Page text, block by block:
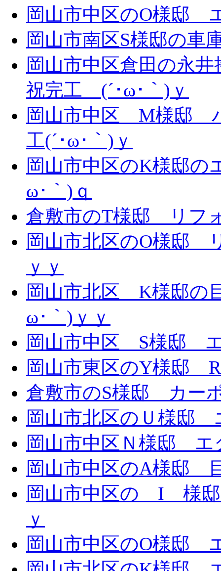
岡山市中区のO様邸
岡山市南区S様邸の車
岡山市中区倉田の永
祝完工 (´･ω･｀)ｙ
岡山市中区 M様邸
工(´･ω･｀)ｙ
岡山市中区のK様邸の
ω･｀)ｑ
倉敷市のT様邸 リフ
岡山市北区のO様邸
ｙｙ
岡山市北区 K様邸の
ω･｀)ｙｙ
岡山市中区 S様邸 エ
岡山市東区のY様邸
倉敷市のS様邸 カー
岡山市北区のＵ様邸
岡山市中区Ｎ様邸 エ
岡山市中区のA様邸
岡山市中区の I 様
ｙ
岡山市中区のO様邸